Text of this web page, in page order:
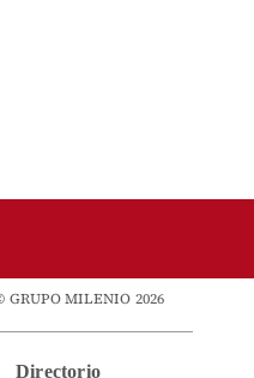
GRUPO MILENIO 2026
Directorio